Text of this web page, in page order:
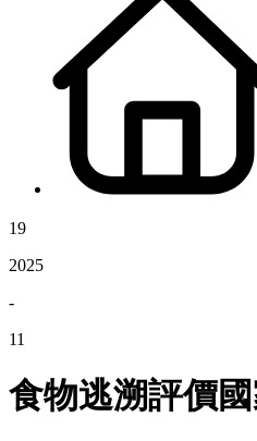
19
2025
-
11
食物逃溯評價